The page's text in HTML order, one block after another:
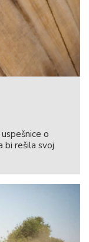
o
bi rešila svoj